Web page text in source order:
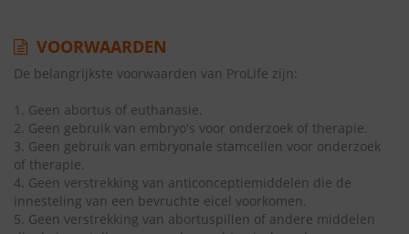
VOORWAARDEN
De belangrijkste voorwaarden van ProLife zijn:
1. Geen abortus of euthanasie.
2. Geen gebruik van embryo's voor onderzoek of therapie.
3. Geen gebruik van embryonale stamcellen voor onderzoek
of therapie.
4. Geen verstrekking van anticonceptiemiddelen die de
innesteling van een bevruchte eicel voorkomen.
5. Geen verstrekking van abortuspillen of andere middelen